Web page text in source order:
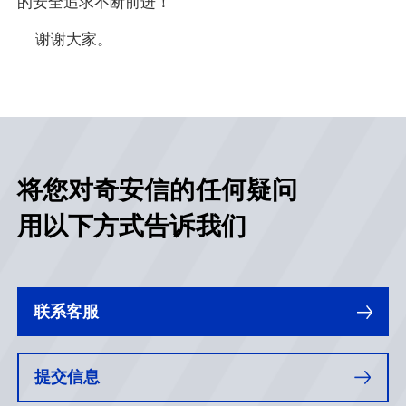
谢谢大家。
将您对奇安信的任何疑问
用以下方式告诉我们
联系客服
提交信息